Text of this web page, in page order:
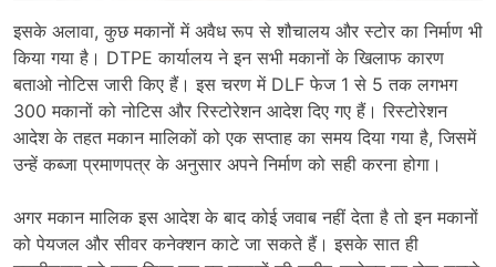
इसके अलावा, कुछ मकानों में अवैध रूप से शौचालय और स्टोर का निर्माण भी
किया गया है। DTPE कार्यालय ने इन सभी मकानों के खिलाफ कारण
बताओ नोटिस जारी किए हैं। इस चरण में DLF फेज 1 से 5 तक लगभग
300 मकानों को नोटिस और रिस्टोरेशन आदेश दिए गए हैं। रिस्टोरेशन
आदेश के तहत मकान मालिकों को एक सप्ताह का समय दिया गया है, जिसमें
उन्हें कब्जा प्रमाणपत्र के अनुसार अपने निर्माण को सही करना होगा।
अगर मकान मालिक इस आदेश के बाद कोई जवाब नहीं देता है तो इन मकानों
को पेयजल और सीवर कनेक्शन काटे जा सकते हैं। इसके सात ही